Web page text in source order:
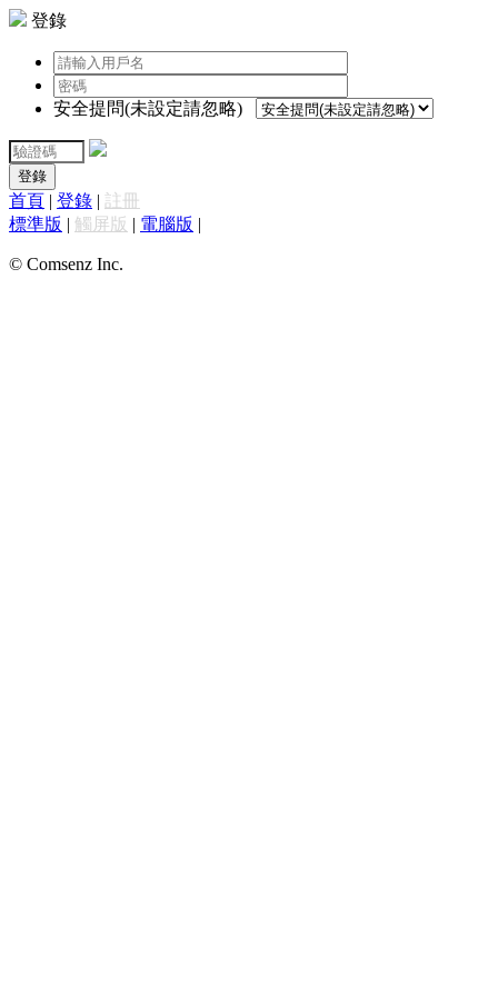
登錄
安全提問(未設定請忽略)
登錄
首頁 | 登錄 | 註冊
標準版 | 觸屏版 | 電腦版 |
© Comsenz Inc.